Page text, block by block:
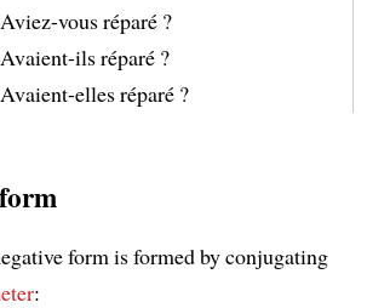
Aviez-vous réparé ?
Avaient-ils réparé ?
Avaient-elles réparé ?
form is formed by conjugating
: